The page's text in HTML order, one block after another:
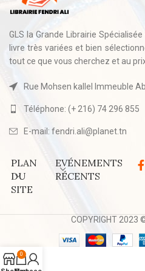
GLS la Grande Librairie
livre très variées et bien
tout ce que vous cherchez et au
Rue Mohsen kallel Immeuble
Téléphone: (+ 216) 74 296 855
E-mail: fendri.ali@planet.tn
PLAN
DU
SITE
EVÉNEMENTS
RÉCENTS
COPYRIGHT 2023
0